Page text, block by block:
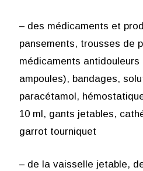
– des médicaments et
pansements, trousses de
médicaments antidouleurs
ampoules), bandages,
paracétamol,
10 ml, gants jetables,
garrot tourniquet
– de la vaisselle jetable,